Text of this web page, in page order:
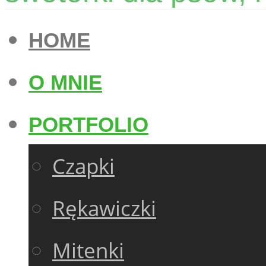
HOME
O MNIE
PORTFOLIO
Czapki
Rękawiczki
Mitenki